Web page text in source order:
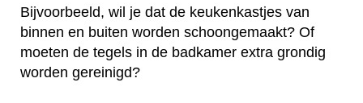
Bijvoorbeeld, wil je dat de keukenkastjes van
binnen en buiten worden schoongemaakt? Of
moeten de tegels in de badkamer extra grondig
worden gereinigd?